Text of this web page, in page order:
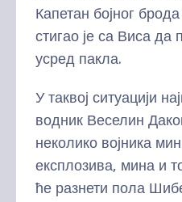
Капетан бојног
стигао је са Виса да
усред пакла.
У таквој ситуацији
водник Веселин
неколико војника
експлозива, мина и
ће разнети пола